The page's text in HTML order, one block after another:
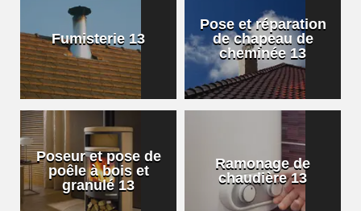
Fumisterie 13
Pose et réparation
de chapeau de
cheminée 13
Poseur et pose de
poêle à bois et
granulé 13
Ramonage de
chaudière 13